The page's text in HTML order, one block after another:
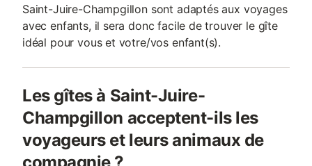
Saint-Juire-Champgillon sont adaptés aux voyages
avec enfants, il sera donc facile de trouver le gîte
idéal pour vous et votre/vos enfant(s).
Les gîtes à Saint-Juire-
Champgillon acceptent-ils les
voyageurs et leurs animaux de